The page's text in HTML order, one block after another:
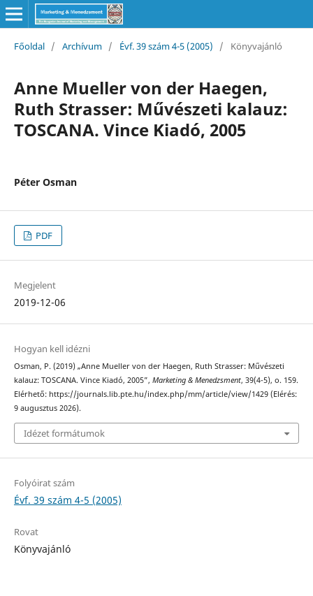
Főoldal / Archívum / Évf. 39 szám 4-5 (2005) / Könyvajánló
Anne Mueller von der Haegen,
Ruth Strasser: Művészeti kalauz:
TOSCANA. Vince Kiadó, 2005
Péter Osman
PDF
Megjelent
2019-12-06
Hogyan kell idézni
Osman, P. (2019) „Anne Mueller von der Haegen, Ruth Strasser: Művészeti
kalauz: TOSCANA. Vince Kiadó, 2005”, Marketing & Menedzsment, 39(4-5), o. 159.
Elérhető: https://journals.lib.pte.hu/index.php/mm/article/view/1429 (Elérés:
9 augusztus 2026).
Idézet formátumok
Folyóirat szám
Évf. 39 szám 4-5 (2005)
Rovat
Könyvajánló